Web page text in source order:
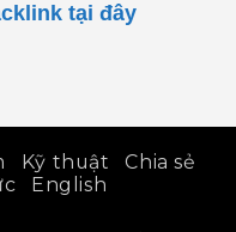
tại đây
Kỹ thuật
Chia sẻ
English